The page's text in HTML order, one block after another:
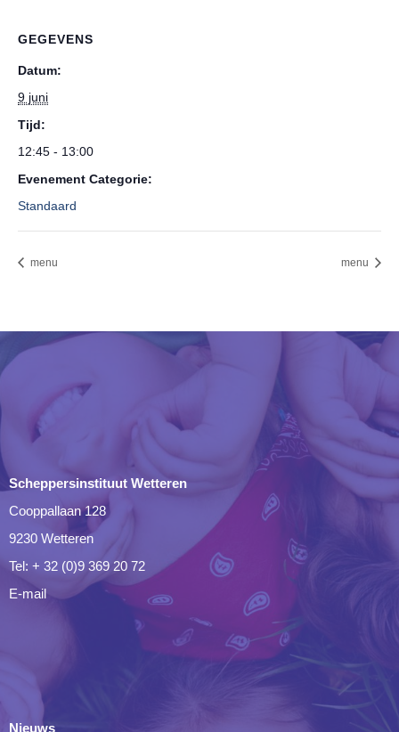
GEGEVENS
Datum:
9 juni
Tijd:
12:45 - 13:00
Evenement Categorie:
Standaard
menu menu
Scheppersinstituut Wetteren
Cooppallaan 128
9230 Wetteren
Tel: + 32 (0)9 369 20 72
E-mail
Nieuws